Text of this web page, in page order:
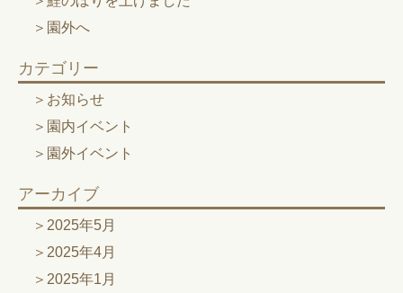
園外へ
カテゴリー
お知らせ
園内イベント
園外イベント
アーカイブ
2025年5月
2025年4月
2025年1月